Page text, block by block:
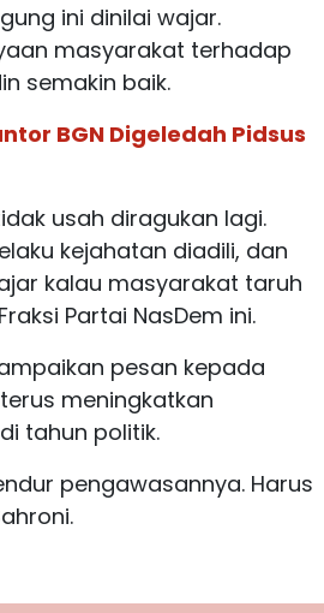
ini dinilai wajar.
masyarakat terhadap
semakin baik.
BGN Digeledah Pidsus
usah diragukan lagi.
kejahatan diadili, dan
kalau masyarakat taruh
Partai NasDem ini.
pesan kepada
meningkatkan
tahun politik.
pengawasannya. Harus